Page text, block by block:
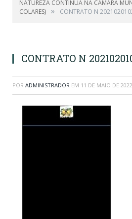
NATUREZA CONTÍNUA NA CÂMARA
COLARES) » CONTRATO N
CONTRATO N
POR ADMINISTRADOR EM 11 DE MAIO DE 2022